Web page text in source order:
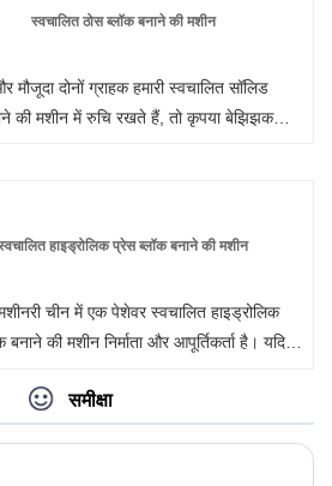
सेवा और त्वरित डिलीवरी प्रदान करेंगे।
स्वचालित ठोस ब्लॉक बनाने की मशीन
मौजूदा दोनों ग्राहक हमारी स्वचालित सॉलिड
की मशीन में रुचि रखते हैं, तो कृपया बेझिझक
चुनने में सहायता कर सकते हैं। कृपया हमें अपनी
हाइड्रोलिक प्रेस ब्लॉक बनाने की मशीन
चीन में एक पेशेवर स्वचालित हाइड्रोलिक
बनाने की मशीन निर्माता और आपूर्तिकर्ता है। यदि
करें। हम निश्चिंतता की गुणवत्ता का पालन करते हैं
समीक्षा